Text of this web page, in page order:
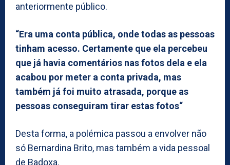
anteriormente público.
“Era uma conta pública, onde todas as pessoas
tinham acesso. Certamente que ela percebeu
que já havia comentários nas fotos dela e ela
acabou por meter a conta privada, mas
também já foi muito atrasada, porque as
pessoas conseguiram tirar estas fotos“
Desta forma, a polémica passou a envolver não
só Bernardina Brito, mas também a vida pessoal
de Badoxa.